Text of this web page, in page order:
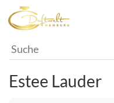
Estee Lauder